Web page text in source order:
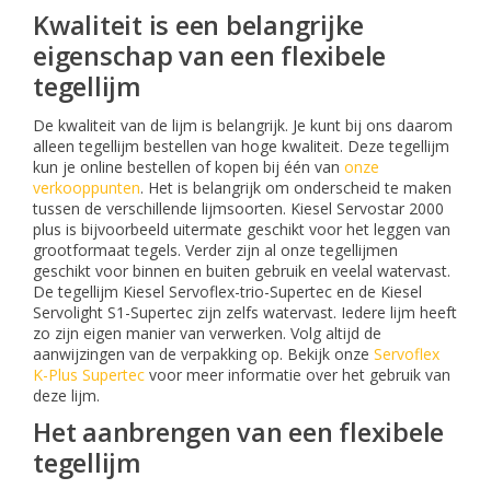
Kwaliteit is een belangrijke
eigenschap van een flexibele
tegellijm
De kwaliteit van de lijm is belangrijk. Je kunt bij ons daarom
alleen tegellijm bestellen van hoge kwaliteit. Deze tegellijm
kun je online bestellen of kopen bij één van onze
verkooppunten. Het is belangrijk om onderscheid te maken
tussen de verschillende lijmsoorten. Kiesel Servostar 2000
plus is bijvoorbeeld uitermate geschikt voor het leggen van
grootformaat tegels. Verder zijn al onze tegellijmen
geschikt voor binnen en buiten gebruik en veelal watervast.
De tegellijm Kiesel Servoflex-trio-Supertec en de Kiesel
Servolight S1-Supertec zijn zelfs watervast. Iedere lijm heeft
zo zijn eigen manier van verwerken. Volg altijd de
aanwijzingen van de verpakking op. Bekijk onze Servoflex
K-Plus Supertec voor meer informatie over het gebruik van
deze lijm.
Het aanbrengen van een flexibele
tegellijm